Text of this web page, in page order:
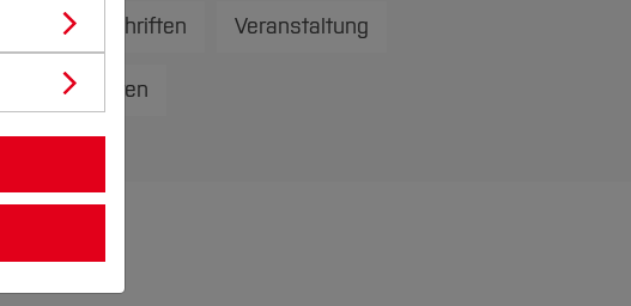
Überschriften Veranstaltung
rekonstruieren